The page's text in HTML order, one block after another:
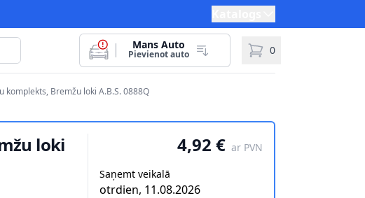
Mans Auto
Pievienot auto 0
komplekts, Bremžu loki A.B.S. 0888Q
loki
4,92 € ar PVN
Saņemt veikalā
otrdien, 11.08.2026